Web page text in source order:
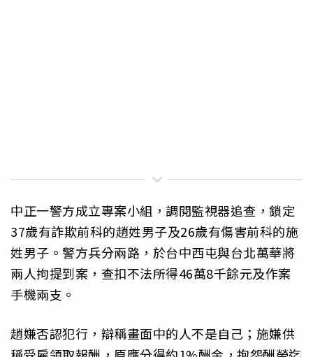
中正一警方成立專案小組，調閱監視器追查，鎖定
37歲有詐欺前科的趙姓男子及26歲有傷害前科的施
姓男子。警方兵分兩路，於台中西屯與台北萬華將
兩人拘提到案，查扣不法所得46萬8千餘元及作案
手機兩支。
趙嫌否認犯行，辯稱畫面中的人不是自己；施嫌供